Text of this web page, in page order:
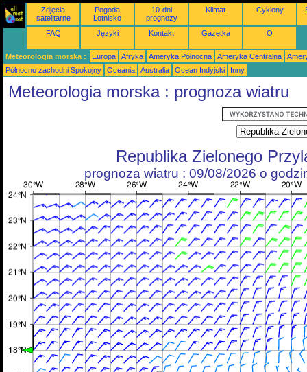
Zdjęcia
satelitarne
Pogoda
Lotnisko
10-dni
prognozy
Klimat Cyklony
FAQ Języki Kontakt Gazetka O
Meteorologia morska : Europa Afryka Ameryka Północna Ameryka Centralna
Północno zachodni Spokojny
Oceania Australia Ocean Indyjski Inny
Meteorologia morska : prognoza wiatru
Republika Zielonego
prognoza wiatru : 09/08/2026 o